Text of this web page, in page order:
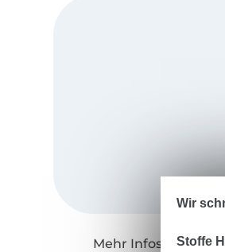
Mehr Infos zu
Wir
Stoffe